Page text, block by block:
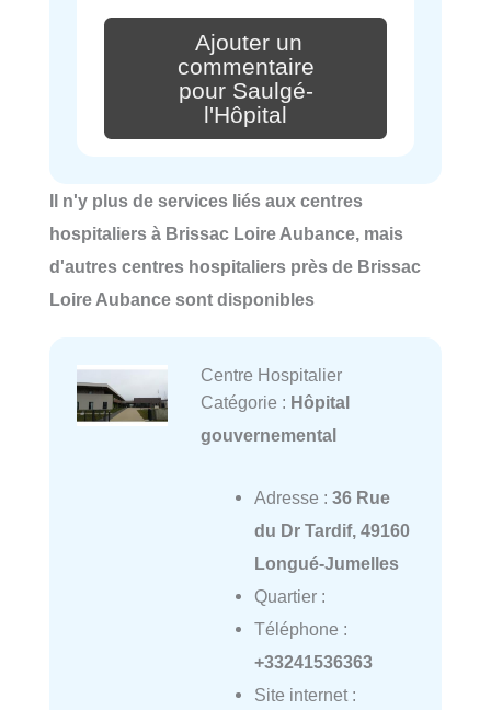
Ajouter un
commentaire
pour Saulgé-
l'Hôpital
Il n'y plus de services liés aux centres
hospitaliers à Brissac Loire Aubance, mais
d'autres centres hospitaliers près de Brissac
Loire Aubance sont disponibles
Centre Hospitalier
Catégorie : Hôpital
gouvernemental
Adresse : 36 Rue
du Dr Tardif, 49160
Longué-Jumelles
Quartier :
Téléphone :
+33241536363
Site internet :